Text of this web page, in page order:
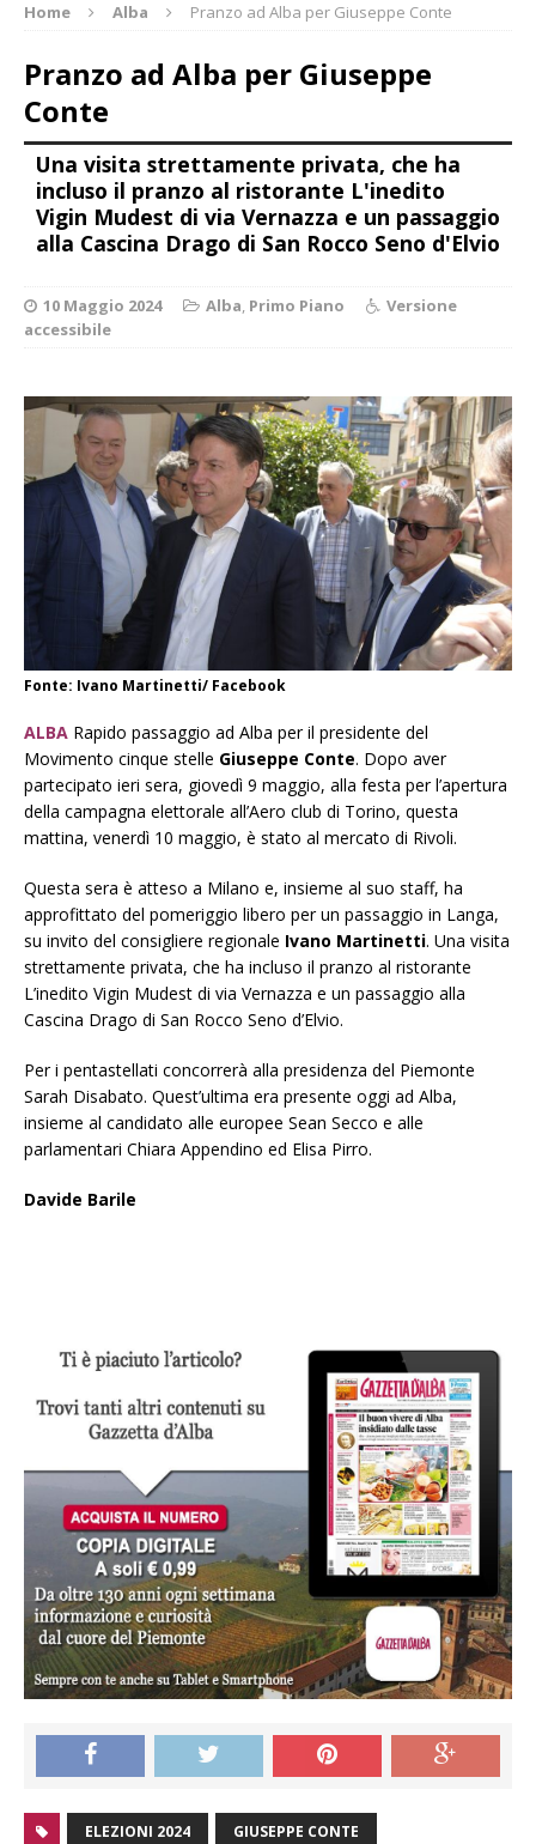
Home Alba Pranzo ad Alba per Giuseppe Conte
Pranzo ad Alba per Giuseppe
Conte
Una visita strettamente privata, che ha
incluso il pranzo al ristorante L'inedito
Vigin Mudest di via Vernazza e un passaggio
alla Cascina Drago di San Rocco Seno d'Elvio
10 Maggio 2024 Alba, Primo Piano
Versione
accessibile
Fonte: Ivano Martinetti/ Facebook
ALBA Rapido passaggio ad Alba per il presidente del
Movimento cinque stelle Giuseppe Conte. Dopo aver
partecipato ieri sera, giovedì 9 maggio, alla festa per l’apertura
della campagna elettorale all’Aero club di Torino, questa
mattina, venerdì 10 maggio, è stato al mercato di Rivoli.
Questa sera è atteso a Milano e, insieme al suo staff, ha
approfittato del pomeriggio libero per un passaggio in Langa,
su invito del consigliere regionale Ivano Martinetti. Una visita
strettamente privata, che ha incluso il pranzo al ristorante
L’inedito Vigin Mudest di via Vernazza e un passaggio alla
Cascina Drago di San Rocco Seno d’Elvio.
Per i pentastellati concorrerà alla presidenza del Piemonte
Sarah Disabato. Quest’ultima era presente oggi ad Alba,
insieme al candidato alle europee Sean Secco e alle
parlamentari Chiara Appendino ed Elisa Pirro.
Davide Barile
ELEZIONI 2024 GIUSEPPE CONTE